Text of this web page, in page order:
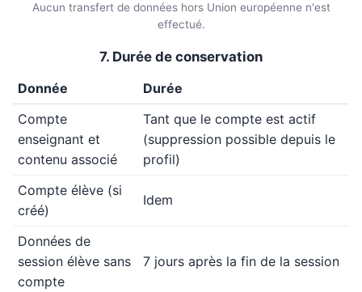
Aucun transfert de données hors Union européenne n'est
effectué.
7. Durée de conservation
Donnée
Durée
Compte
enseignant et
contenu associé
Tant que le compte est actif
(suppression possible depuis le
profil)
Compte élève (si
créé)
Idem
Données de
session élève sans
compte
7 jours après la fin de la session